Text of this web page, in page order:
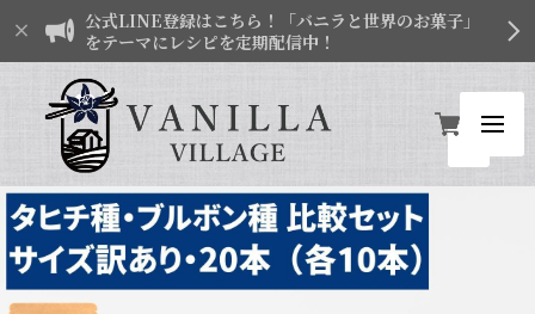
公式LINE登録はこちら！「バニラと世界のお菓子」
をテーマにレシピを定期配信中！